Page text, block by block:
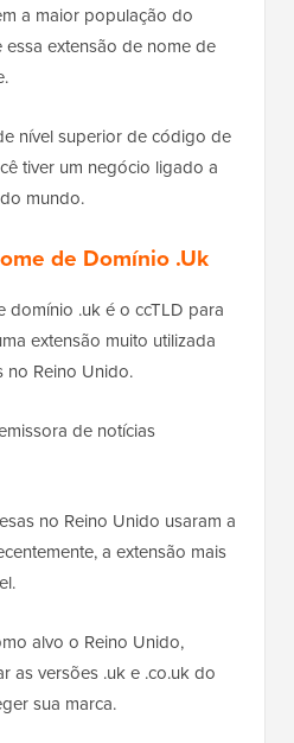
a maior população do
extensão de nome de
nível superior de código de
tiver um negócio ligado a
mundo.
de Domínio .Uk
domínio .uk é o ccTLD para
extensão muito utilizada
no Reino Unido.
de notícias
no Reino Unido usaram a
a extensão mais
alvo o Reino Unido,
as versões .uk e .co.uk do
sua marca.